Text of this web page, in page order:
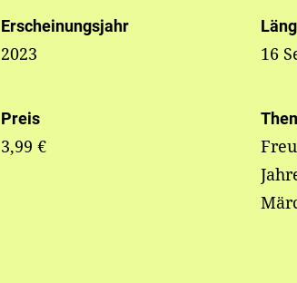
Erscheinungsjahr
2023 16
Preis
3,99 €